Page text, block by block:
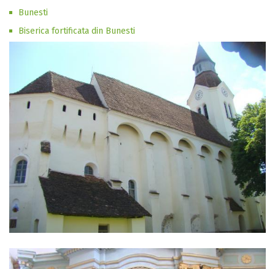
Bunesti
Biserica fortificata din Bunesti